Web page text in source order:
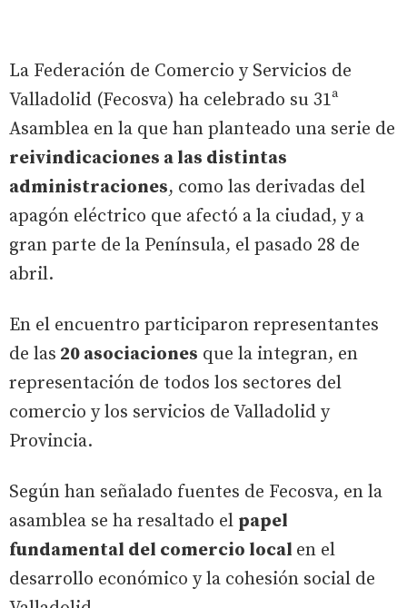
La Federación de Comercio y Servicios de
Valladolid (Fecosva) ha celebrado su 31ª
Asamblea en la que han planteado una serie de
reivindicaciones a las distintas
administraciones, como las derivadas del
apagón eléctrico que afectó a la ciudad, y a
gran parte de la Península, el pasado 28 de
abril.
En el encuentro participaron representantes
de las 20 asociaciones que la integran, en
representación de todos los sectores del
comercio y los servicios de Valladolid y
Provincia.
Según han señalado fuentes de Fecosva, en la
asamblea se ha resaltado el papel
fundamental del comercio local en el
desarrollo económico y la cohesión social de